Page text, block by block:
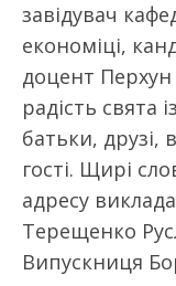
завідувач
економіці,
доцент Перхун
радість свята
батьки, друзі,
гості. Щирі
адресу
Терещенко
Випускниця